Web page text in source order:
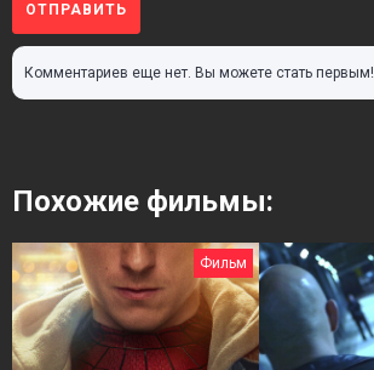
ОТПРАВИТЬ
Комментариев еще нет. Вы можете стать первым!
Похожие фильмы:
Фильм